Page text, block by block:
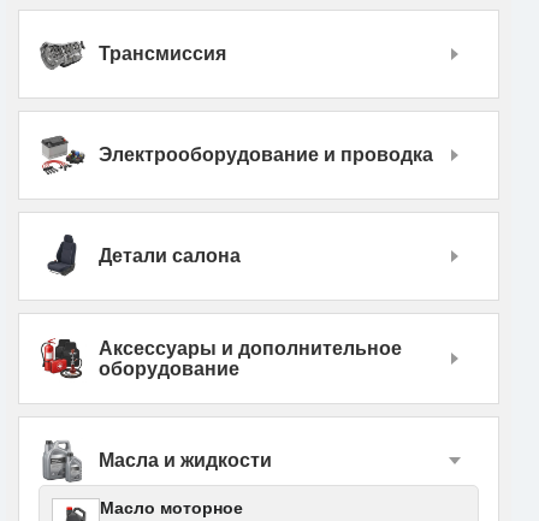
Трансмиссия
Электрооборудование и проводка
Детали салона
Аксессуары и дополнительное
оборудование
Масла и жидкости
Масло моторное